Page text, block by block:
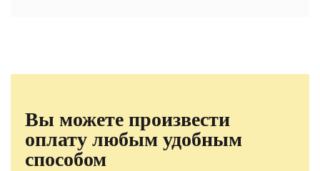
Вы можете произвести
оплату любым удобным
способом